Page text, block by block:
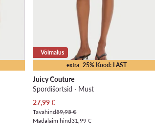
extra -25% Kood: LAST
Võimalus
Juicy Couture
Spordišortsid · Must
Praegune hind
27,99€
Tavahind59,95 €
Madalaim hind31,99 €